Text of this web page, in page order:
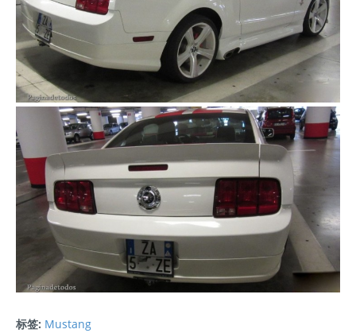
标签: Mustang